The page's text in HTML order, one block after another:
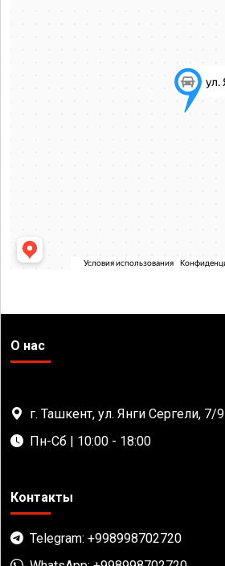
О нас
г. Ташкент, ул. Янги Сергели, 7/9
Пн-Сб | 10:00 - 18:00
Контакты
Telegram: +998998702720